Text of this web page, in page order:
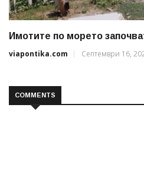
Имотите по морето
viapontika.com
Септември 16,
COMMENTS